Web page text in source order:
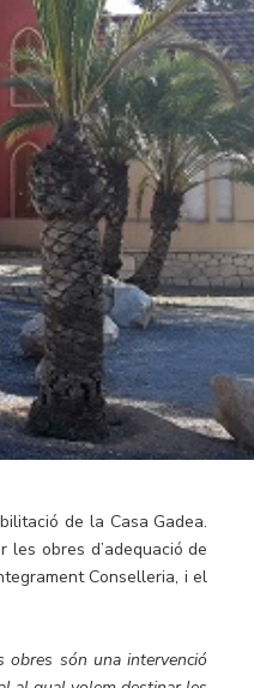
de la Casa Gadea.
les obres d’adequació de
Conselleria, i el
obres són una intervenció